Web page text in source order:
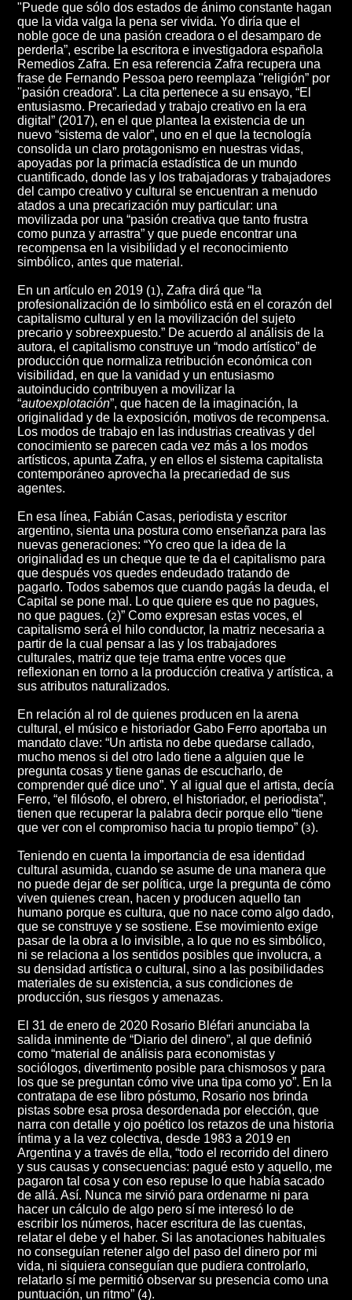
"Puede que sólo dos estados de ánimo constante hagan
que la vida valga la pena ser vivida. Yo diría que el
noble goce de una pasión creadora o el desamparo de
perderla”, escribe la escritora e investigadora española
Remedios Zafra. En esa referencia Zafra recupera una
frase de Fernando Pessoa pero reemplaza ''religión” por
''pasión creadora”. La cita pertenece a su ensayo, “El
entusiasmo. Precariedad y trabajo creativo en la era
digital” (2017), en el que plantea la existencia de un
nuevo “sistema de valor”, uno en el que la tecnología
consolida un claro protagonismo en nuestras vidas,
apoyadas por la primacía estadística de un mundo
cuantificado, donde las y los trabajadoras y trabajadores
del campo creativo y cultural se encuentran a menudo
atados a una precarización muy particular: una
movilizada por una “pasión creativa que tanto frustra
como punza y arrastra” y que puede encontrar una
recompensa en la visibilidad y el reconocimiento
simbólico, antes que material.
En un artículo en 2019 (1), Zafra dirá que “la
profesionalización de lo simbólico está en el corazón del
capitalismo cultural y en la movilización del sujeto
precario y sobreexpuesto.” De acuerdo al análisis de la
autora, el capitalismo construye un “modo artístico” de
producción que normaliza retribución económica con
visibilidad, en que la vanidad y un entusiasmo
autoinducido contribuyen a movilizar la
“autoexplotación”, que hacen de la imaginación, la
originalidad y de la exposición, motivos de recompensa.
Los modos de trabajo en las industrias creativas y del
conocimiento se parecen cada vez más a los modos
artísticos, apunta Zafra, y en ellos el sistema capitalista
contemporáneo aprovecha la precariedad de sus
agentes.
En esa línea, Fabián Casas, periodista y escritor
argentino, sienta una postura como enseñanza para las
nuevas generaciones: “Yo creo que la idea de la
originalidad es un cheque que te da el capitalismo para
que después vos quedes endeudado tratando de
pagarlo. Todos sabemos que cuando pagás la deuda, el
Capital se pone mal. Lo que quiere es que no pagues,
no que pagues. (2)” Como expresan estas voces, el
capitalismo será el hilo conductor, la matriz necesaria a
partir de la cual pensar a las y los trabajadores
culturales, matriz que teje trama entre voces que
reflexionan en torno a la producción creativa y artística, a
sus atributos naturalizados.
En relación al rol de quienes producen en la arena
cultural, el músico e historiador Gabo Ferro aportaba un
mandato clave: “Un artista no debe quedarse callado,
mucho menos si del otro lado tiene a alguien que le
pregunta cosas y tiene ganas de escucharlo, de
comprender qué dice uno”. Y al igual que el artista, decía
Ferro, “el filósofo, el obrero, el historiador, el periodista”,
tienen que recuperar la palabra decir porque ello “tiene
que ver con el compromiso hacia tu propio tiempo” (3).
Teniendo en cuenta la importancia de esa identidad
cultural asumida, cuando se asume de una manera que
no puede dejar de ser política, urge la pregunta de cómo
viven quienes crean, hacen y producen aquello tan
humano porque es cultura, que no nace como algo dado,
que se construye y se sostiene. Ese movimiento exige
pasar de la obra a lo invisible, a lo que no es simbólico,
ni se relaciona a los sentidos posibles que involucra, a
su densidad artística o cultural, sino a las posibilidades
materiales de su existencia, a sus condiciones de
producción, sus riesgos y amenazas.
El 31 de enero de 2020 Rosario Bléfari anunciaba la
salida inminente de “Diario del dinero”, al que definió
como “material de análisis para economistas y
sociólogos, divertimento posible para chismosos y para
los que se preguntan cómo vive una tipa como yo”. En la
contratapa de ese libro póstumo, Rosario nos brinda
pistas sobre esa prosa desordenada por elección, que
narra con detalle y ojo poético los retazos de una historia
íntima y a la vez colectiva, desde 1983 a 2019 en
Argentina y a través de ella, “todo el recorrido del dinero
y sus causas y consecuencias: pagué esto y aquello, me
pagaron tal cosa y con eso repuse lo que había sacado
de allá. Así. Nunca me sirvió para ordenarme ni para
hacer un cálculo de algo pero sí me interesó lo de
escribir los números, hacer escritura de las cuentas,
relatar el debe y el haber. Si las anotaciones habituales
no conseguían retener algo del paso del dinero por mi
vida, ni siquiera conseguían que pudiera controlarlo,
relatarlo sí me permitió observar su presencia como una
puntuación, un ritmo” (4).